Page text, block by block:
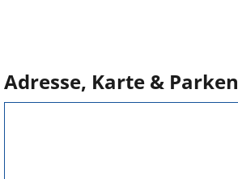
Adresse, Karte & Parken